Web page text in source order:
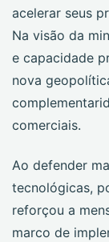
acelerar seus
Na visão da
e capacidade
nova
comerciais.
Ao defender
tecnológicas,
reforçou a
marco de